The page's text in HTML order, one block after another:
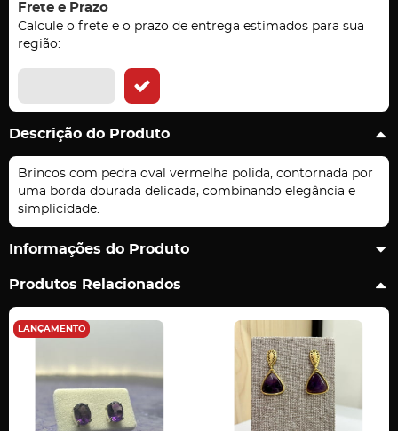
Frete e Prazo
Calcule o frete e o prazo de entrega estimados para sua
região:
Descrição do Produto
Brincos com pedra oval vermelha polida, contornada por
uma borda dourada delicada, combinando elegância e
simplicidade.
Informações do Produto
Produtos Relacionados
LANÇAMENTO